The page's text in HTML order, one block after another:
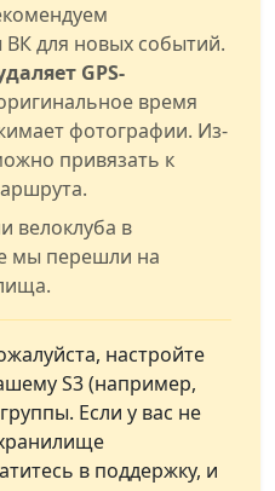
для новых событий.
GPS-
время
фотографии. Из-
привязать к
велоклуба в
мы перешли на
настройте
S3 (например,
Если у вас не
в поддержку, и